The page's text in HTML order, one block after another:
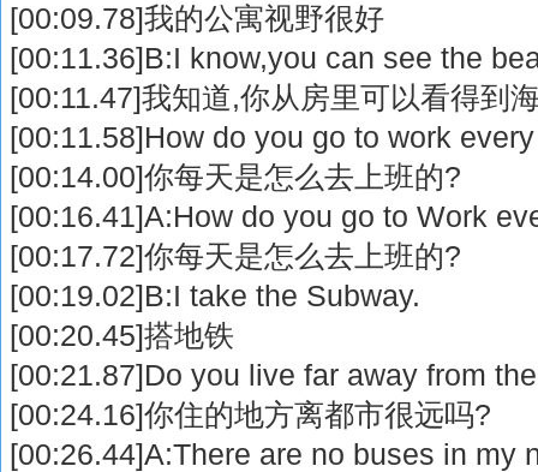
[00:09.78]我的公寓视野很好
[00:11.36]B:I know,you can see the
[00:11.47]我知道,你从房里可以看得到
[00:11.58]How do you go to work
[00:14.00]你每天是怎么去上班的?
[00:16.41]A:How do you go to Work
[00:17.72]你每天是怎么去上班的?
[00:19.02]B:I take the Subway.
[00:20.45]搭地铁
[00:21.87]Do you live far away from
[00:24.16]你住的地方离都市很远吗?
[00:26.44]A:There are no buses in my